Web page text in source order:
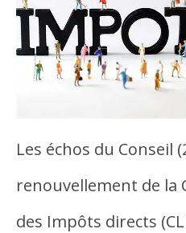
Les échos du Conseil
renouvellement de la
des Impôts directs